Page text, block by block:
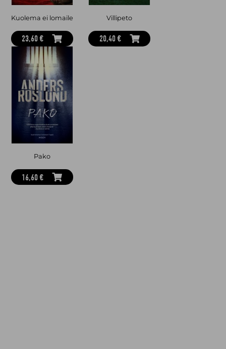
Kuolema ei lomaile
23,60 €
Villipeto
20,40 €
Pako
16,60 €